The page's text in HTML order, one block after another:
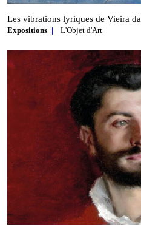
Les vibrations lyriques de Vieira
Expositions L'Objet d'Art